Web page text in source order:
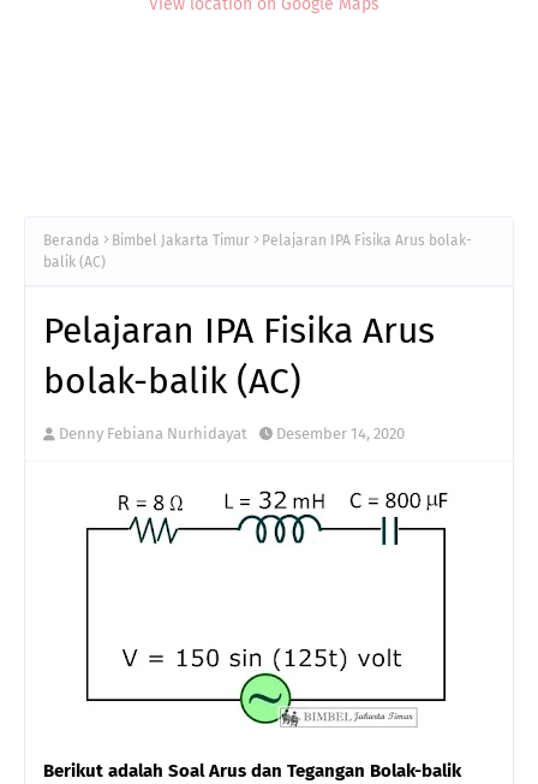
Beranda Bimbel Jakarta Timur
Pelajaran IPA Fisika Arus bolak-
balik (AC)
Pelajaran IPA Fisika Arus
bolak-balik (AC)
Denny Febiana Nurhidayat Desember 14, 2020
Berikut adalah Soal Arus dan Tegangan Bolak-balik